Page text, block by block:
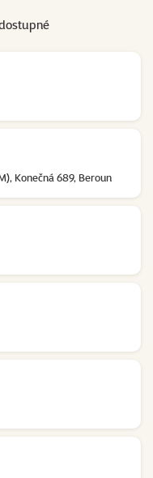
Konečná 689, Beroun